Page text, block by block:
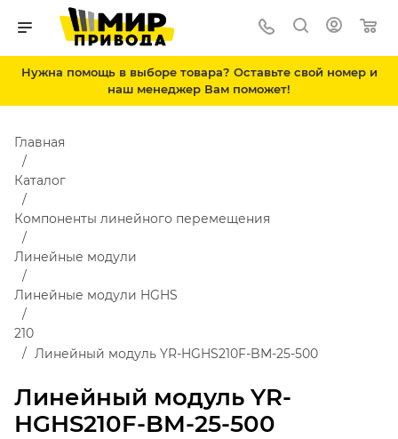
Нужна помощь в выборе товара? Оставьте свой номер и
наш менеджер Вам поможет!
Линейный модуль YR-
HGHS210F-BM-25-500
Главная
Каталог
Компоненты линейного перемещения
Линейные модули
Линейные модули HGHS
210
Линейный модуль YR-HGHS210F-BM-25-500